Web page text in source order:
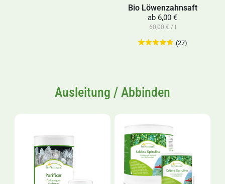
Bio Löwenzahnsaft
ab 6,00 €
60,00 € / l
(27)
Ausleitung / Abbinden